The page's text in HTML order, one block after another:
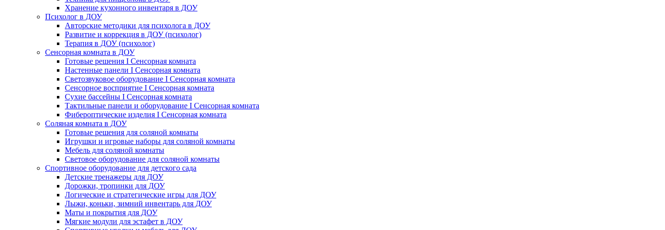
Хранение кухонного инвентаря в ДОУ
Психолог в ДОУ
Авторские методики для психолога в ДОУ
Развитие и коррекция в ДОУ (психолог)
Терапия в ДОУ (психолог)
Сенсорная комната в ДОУ
Готовые решения I Сенсорная комната
Настенные панели I Сенсорная комната
Светозвуковое оборудование I Сенсорная комната
Сенсорное восприятие I Сенсорная комната
Сухие бассейны I Сенсорная комната
Тактильные панели и оборудование I Сенсорная комната
Фибероптические изделия I Сенсорная комната
Соляная комната в ДОУ
Готовые решения для соляной комнаты
Игрушки и игровые наборы для соляной комнаты
Мебель для соляной комнаты
Световое оборудование для соляной комнаты
Спортивное оборудование для детского сада
Детские тренажеры для ДОУ
Дорожки, тропинки для ДОУ
Логические и стратегические игры для ДОУ
Лыжи, коньки, зимний инвентарь для ДОУ
Маты и покрытия для ДОУ
Мягкие модули для эстафет в ДОУ